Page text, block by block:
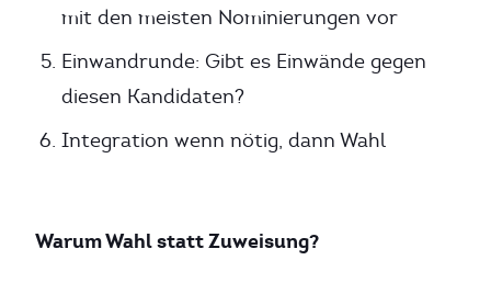
mit den meisten Nominierungen vor
Einwandrunde: Gibt es Einwände gegen
diesen Kandidaten?
Integration wenn nötig, dann Wahl
Warum Wahl statt Zuweisung?